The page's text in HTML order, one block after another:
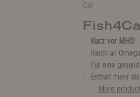
Cat
Kurz vor MHD
Reich an
Für eine
Enthält mehr
More